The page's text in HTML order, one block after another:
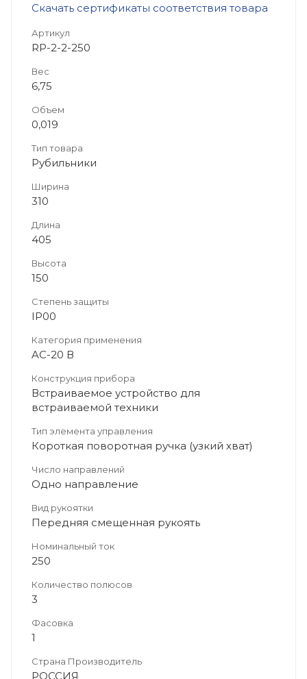
Скачать сертификаты соответствия товара
Артикул
RP-2-2-250
Вес
6,75
Объем
0,019
Тип товара
Рубильники
Ширина
310
Длина
405
Высота
150
Степень защиты
IP00
Категория применения
AC-20 В
Конструкция прибора
Встраиваемое устройство для
встраиваемой техники
Тип элемента управления
Короткая поворотная ручка (узкий хват)
Число направлений
Одно направление
Вид рукоятки
Передняя смещенная рукоять
Номинальный ток
250
Количество полюсов
3
Фасовка
1
Страна Производитель
РОССИЯ